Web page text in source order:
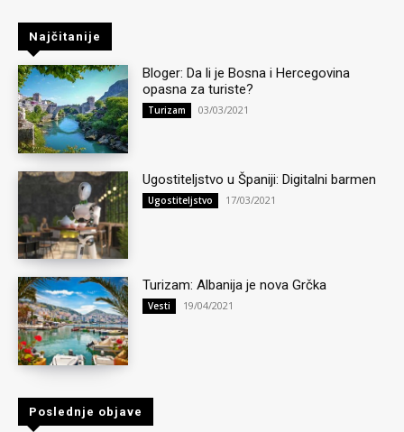
Najčitanije
Bloger: Da li je Bosna i Hercegovina
opasna za turiste?
Turizam 03/03/2021
Ugostiteljstvo u Španiji: Digitalni barmen
Ugostiteljstvo 17/03/2021
Turizam: Albanija je nova Grčka
Vesti 19/04/2021
Poslednje objave